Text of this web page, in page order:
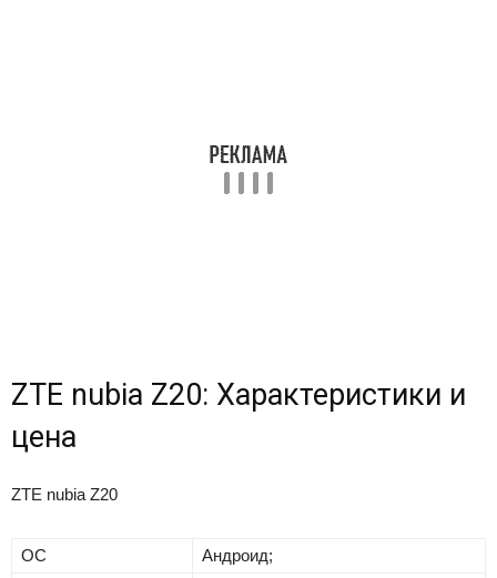
ZTE nubia Z20: Характеристики и
цена
ZTE nubia Z20
ОС
Андроид;